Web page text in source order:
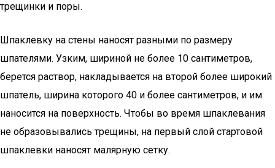
трещинки и поры.
Шпаклевку на стены наносят разными по размеру
шпателями. Узким, шириной не более 10 сантиметров,
берется раствор, накладывается на второй более широкий
шпатель, ширина которого 40 и более сантиметров, и им
наносится на поверхность. Чтобы во время шпаклевания
не образовывались трещины, на первый слой стартовой
шпаклевки наносят малярную сетку.